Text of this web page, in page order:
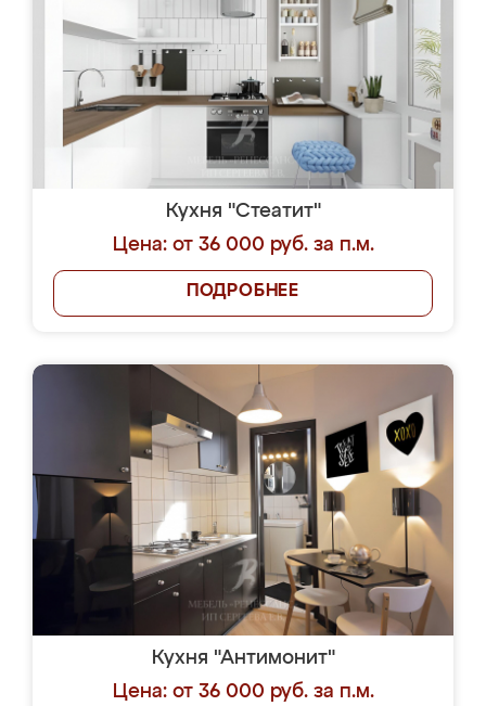
Кухня "Стеатит"
Цена: от 36 000 руб. за п.м.
ПОДРОБНЕЕ
Кухня "Антимонит"
Цена: от 36 000 руб. за п.м.